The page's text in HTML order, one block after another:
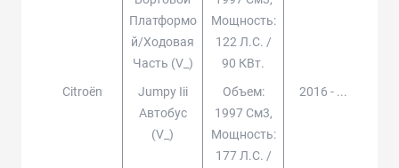
Платформо
Й/ходовая
Часть (v_)
Мощность:
122 Л.с. /
90 КВт.
Citroën
Jumpy Iii
Автобус
(v_)
Объем:
1997 См3,
Мощность:
177 Л.с. /
2016 - ...